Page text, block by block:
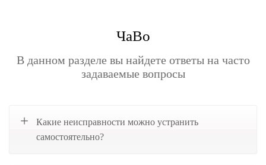
ЧаВо
В данном разделе вы найдете ответы на часто
задаваемые вопросы
Какие неисправности можно устранить
самостоятельно?